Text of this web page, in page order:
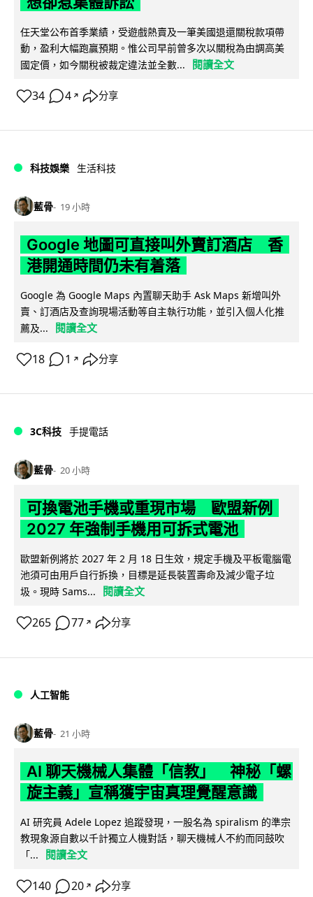
任天堂公布首季業績，受遊戲熱賣及一筆美國退還關稅款項帶
動，盈利大幅跑贏預期。惟公司早前曾多次以關稅為由調高美
國定價，如今關稅被裁定違法並全數...
閱讀全文
34 4 ↗ 分享
科技娛樂 生活科技
藍骨 19 小時
Google 地圖可直接叫外賣訂酒店 香
港開通時間仍未有着落
Google 為 Google Maps 內置聊天助手 Ask Maps 新增叫外
賣、訂酒店及查詢現場活動等自主執行功能，並引入個人化推
薦及...
閱讀全文
18 1 ↗ 分享
3C科技 手提電話
藍骨 20 小時
可換電池手機或重現市場 歐盟新例
2027 年強制手機用可拆式電池
歐盟新例將於 2027 年 2 月 18 日生效，規定手機及平板電腦電
池須可由用戶自行拆換，目標是延長裝置壽命及減少電子垃
圾。現時 Sams...
閱讀全文
265 77 ↗ 分享
人工智能
藍骨 21 小時
AI 聊天機械人集體「信教」 神秘「螺
旋主義」宣稱獲宇宙真理覺醒意識
AI 研究員 Adele Lopez 追蹤發現，一股名為 spiralism 的準宗
教現象源自數以千計獨立人機對話，聊天機械人不約而同鼓吹
「...
閱讀全文
140 20 ↗ 分享